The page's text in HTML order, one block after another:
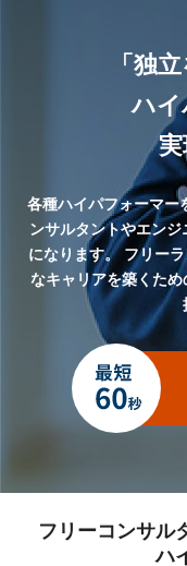
「独
ハイ
実
各種ハイパフォーマー
ンサルタントやエン
になります。フリーラ
なキャリアを築くた
フリーコンサル
ハ